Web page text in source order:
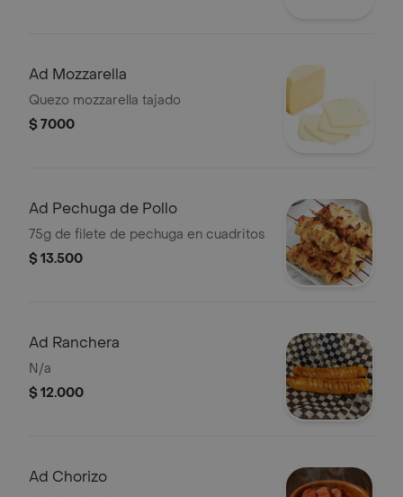
Ad Mozzarella
Quezo mozzarella tajado
$ 7000
Ad Pechuga de Pollo
75g de filete de pechuga en cuadritos
$ 13.500
Ad Ranchera
N/a
$ 12.000
Ad Chorizo